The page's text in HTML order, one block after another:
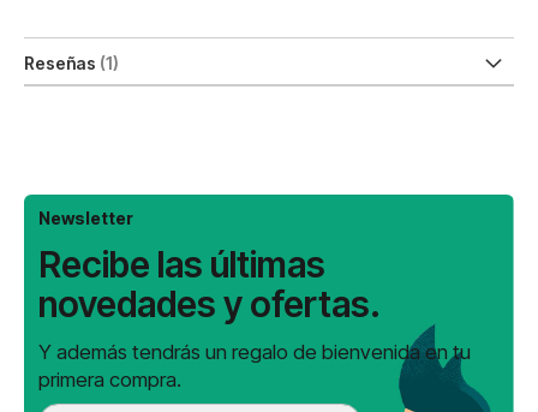
Reseñas 1
Newsletter
Recibe las últimas
novedades y ofertas.
Y además tendrás un regalo de bienvenida en tu
primera compra.